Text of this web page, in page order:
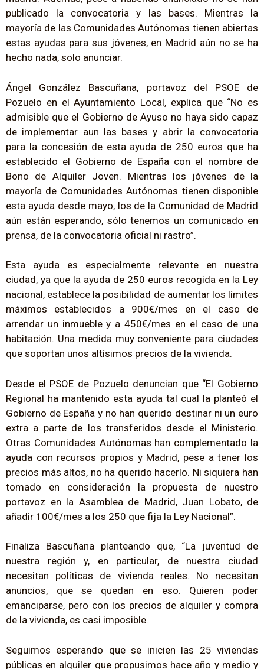
publicado la convocatoria y las bases. Mientras la
mayoría de las Comunidades Autónomas tienen abiertas
estas ayudas para sus jóvenes, en Madrid aún no se ha
hecho nada, solo anunciar.
Ángel González Bascuñana, portavoz del PSOE de
Pozuelo en el Ayuntamiento Local, explica que “No es
admisible que el Gobierno de Ayuso no haya sido capaz
de implementar aun las bases y abrir la convocatoria
para la concesión de esta ayuda de 250 euros que ha
establecido el Gobierno de España con el nombre de
Bono de Alquiler Joven. Mientras los jóvenes de la
mayoría de Comunidades Autónomas tienen disponible
esta ayuda desde mayo, los de la Comunidad de Madrid
aún están esperando, sólo tenemos un comunicado en
prensa, de la convocatoria oficial ni rastro”.
Esta ayuda es especialmente relevante en nuestra
ciudad, ya que la ayuda de 250 euros recogida en la Ley
nacional, establece la posibilidad de aumentar los límites
máximos establecidos a 900€/mes en el caso de
arrendar un inmueble y a 450€/mes en el caso de una
habitación. Una medida muy conveniente para ciudades
que soportan unos altísimos precios de la vivienda.
Desde el PSOE de Pozuelo denuncian que “El Gobierno
Regional ha mantenido esta ayuda tal cual la planteó el
Gobierno de España y no han querido destinar ni un euro
extra a parte de los transferidos desde el Ministerio.
Otras Comunidades Autónomas han complementado la
ayuda con recursos propios y Madrid, pese a tener los
precios más altos, no ha querido hacerlo. Ni siquiera han
tomado en consideración la propuesta de nuestro
portavoz en la Asamblea de Madrid, Juan Lobato, de
añadir 100€/mes a los 250 que fija la Ley Nacional”.
Finaliza Bascuñana planteando que, “La juventud de
nuestra región y, en particular, de nuestra ciudad
necesitan políticas de vivienda reales. No necesitan
anuncios, que se quedan en eso. Quieren poder
emanciparse, pero con los precios de alquiler y compra
de la vivienda, es casi imposible.
Seguimos esperando que se inicien las 25 viviendas
públicas en alquiler que propusimos hace año y medio y